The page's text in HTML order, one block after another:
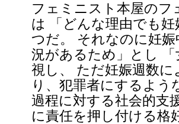
フェミニスト本屋のフ
は 「どんな理由でも
つだ。 それなのに妊
況があるため」とし
視し、 ただ妊娠週数
り、犯罪者にするよう
過程に対する社会的支
に責任を押し付ける格